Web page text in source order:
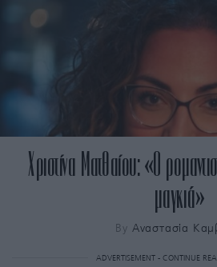
Χριστίνα Ματθαίου: «Ο
μαγκιά»
By Αναστασία
ADVERTISEMENT - CONTINUE